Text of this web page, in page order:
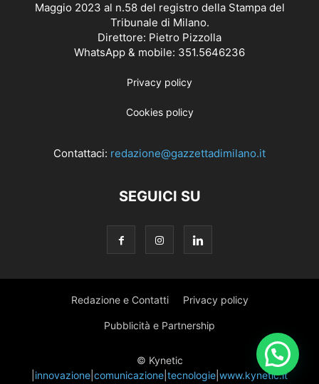
Maggio 2023 al n.58 del registro della Stampa del
Tribunale di Milano.
Direttore: Pietro Pizzolla
WhatsApp & mobile: 351.5646236
Privacy policy
Cookies policy
Contattaci: redazione@gazzettadimilano.it
SEGUICI SU
Redazione e Contatti Privacy policy
Pubblicità e Partnership
© Kynetic
innovazione comunicazione tecnologie www.kynetic.it